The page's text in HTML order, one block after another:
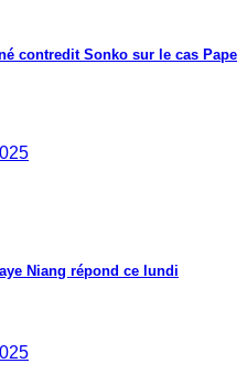
contredit Sonko sur le cas Pape
Niang répond ce lundi